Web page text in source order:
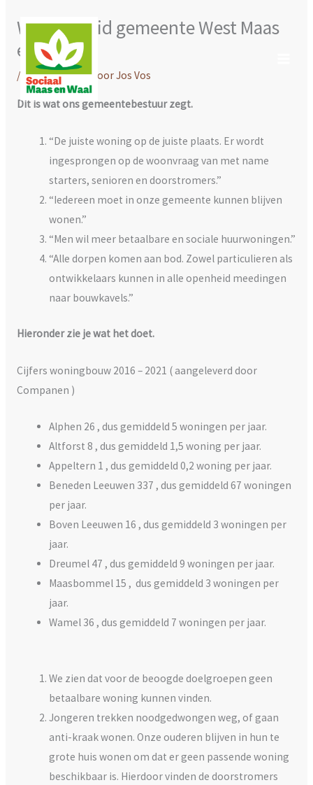
naarWoonbeleid gemeente West Maas
en Waal
/ Nieuws WMW/ DoorJos Vos
Dit is wat ons gemeentebestuur zegt.
“De juiste woning op de juiste plaats. Er wordt
ingesprongen op de woonvraag van met name
starters, senioren en doorstromers.”
“Iedereen moet in onze gemeente kunnen blijven
wonen.”
“Men wil meer betaalbare en sociale huurwoningen.”
“Alle dorpen komen aan bod. Zowel particulieren als
ontwikkelaars kunnen in alle openheid meedingen
naar bouwkavels.”
Hieronder zie je wat het doet.
Cijfers woningbouw 2016 – 2021 ( aangeleverd door
Companen )
Alphen 26 , dus gemiddeld 5 woningen per jaar.
Altforst 8 , dus gemiddeld 1,5 woning per jaar.
Appeltern 1 , dus gemiddeld 0,2 woning per jaar.
Beneden Leeuwen 337 , dus gemiddeld 67 woningen
per jaar.
Boven Leeuwen 16 , dus gemiddeld 3 woningen per
jaar.
Dreumel 47 , dus gemiddeld 9 woningen per jaar.
Maasbommel 15 , dus gemiddeld 3 woningen per
jaar.
Wamel 36 , dus gemiddeld 7 woningen per jaar.
We zien dat voor de beoogde doelgroepen geen
betaalbare woning kunnen vinden.
Jongeren trekken noodgedwongen weg, of gaan
anti-kraak wonen. Onze ouderen blijven in hun te
grote huis wonen om dat er geen passende woning
beschikbaar is. Hierdoor vinden de doorstromers